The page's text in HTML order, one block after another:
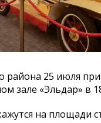
района 25 июля
зале «Эльдар» в
на площади